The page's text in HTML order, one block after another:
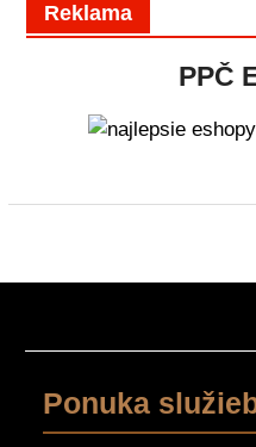
Reklama
PPČ
Ponuka